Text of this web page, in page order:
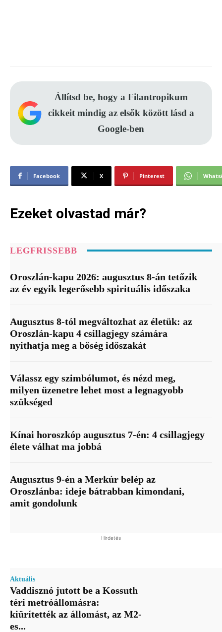
Állítsd be, hogy a Filantropikum
cikkeit mindig az elsők között lásd a
Google-ben
Facebook X Pinterest
Ezeket olvastad már?
LEGFRISSEBB
Oroszlán-kapu 2026: augusztus 8-án tetőzik
az év egyik legerősebb spirituális időszaka
Augusztus 8-tól megváltozhat az életük: az
Oroszlán-kapu 4 csillagjegy számára
nyithatja meg a bőség időszakát
Válassz egy szimbólumot, és nézd meg,
milyen üzenetre lehet most a legnagyobb
szükséged
Kínai horoszkóp augusztus 7-én: 4 csillagjegy
élete válhat ma jobbá
Augusztus 9-én a Merkúr belép az
Oroszlánba: ideje bátrabban kimondani,
amit gondolunk
Hirdetés
Aktuális
Vaddisznó jutott be a Kossuth
téri metróállomásra:
kiürítették az állomást, az M2-
es...